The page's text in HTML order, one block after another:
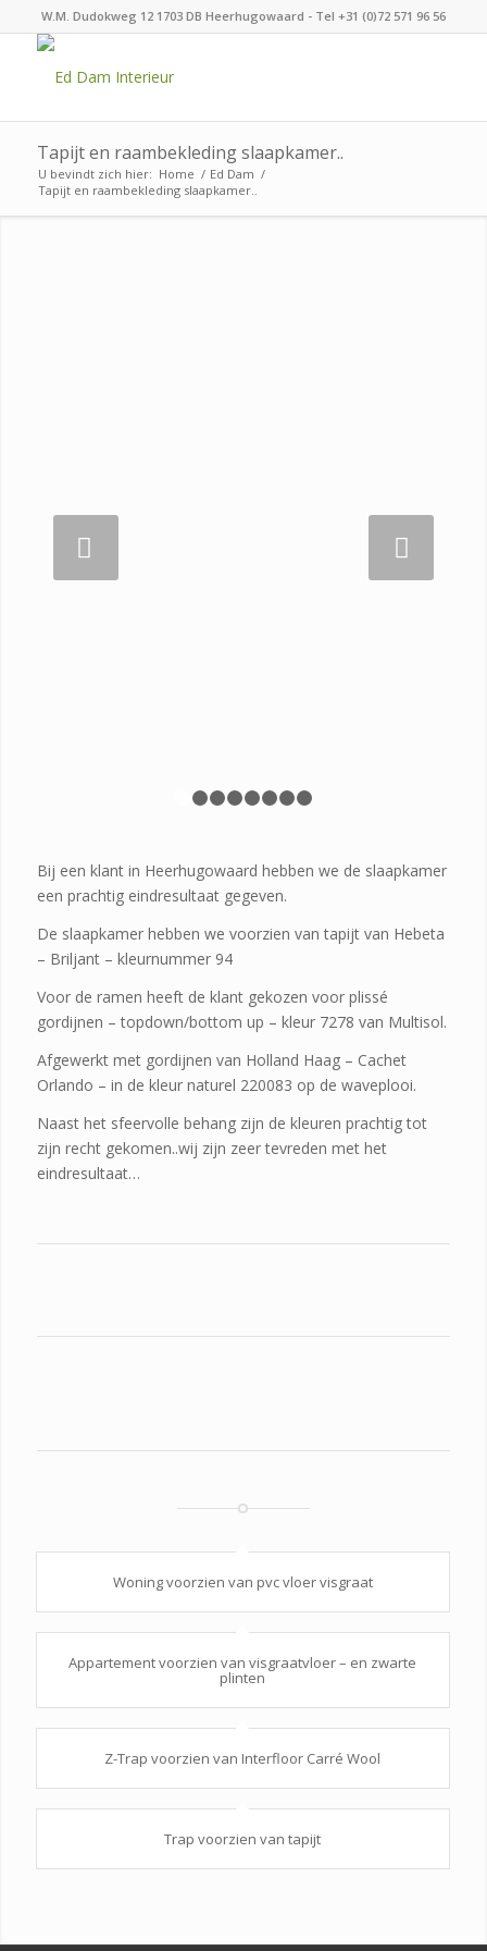
W.M. Dudokweg 12 1703 DB Heerhugowaard - Tel +31 (0)72 571 96 56
Tapijt en raambekleding slaapkamer..
U bevindt zich hier: Home / Ed Dam /
Tapijt en raambekleding slaapkamer..
1 2
Bij een klant in Heerhugowaard hebben we de slaapkamer
een prachtig eindresultaat gegeven.
De slaapkamer hebben we voorzien van tapijt van Hebeta
– Briljant – kleurnummer 94
Voor de ramen heeft de klant gekozen voor plissé
gordijnen – topdown/bottom up – kleur 7278 van Multisol.
Afgewerkt met gordijnen van Holland Haag – Cachet
Orlando – in de kleur naturel 220083 op de waveplooi.
Naast het sfeervolle behang zijn de kleuren prachtig tot
zijn recht gekomen..wij zijn zeer tevreden met het
eindresultaat…
Woning voorzien van pvc vloer visgraat
Appartement voorzien van visgraatvloer – en zwarte
plinten
Z-Trap voorzien van Interfloor Carré Wool
Trap voorzien van tapijt